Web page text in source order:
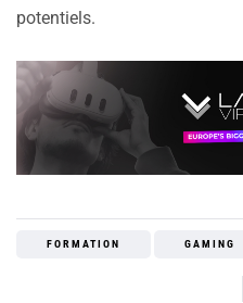
potentiels.
FORMATION GAMING